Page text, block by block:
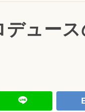
ュース